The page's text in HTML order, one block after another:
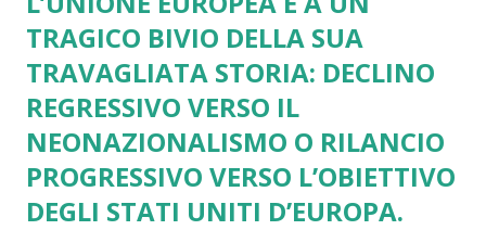
TRAGICO BIVIO DELLA SUA
TRAVAGLIATA STORIA: DECLINO
REGRESSIVO VERSO IL
NEONAZIONALISMO O RILANCIO
PROGRESSIVO VERSO L’OBIETTIVO
DEGLI STATI UNITI D’EUROPA.